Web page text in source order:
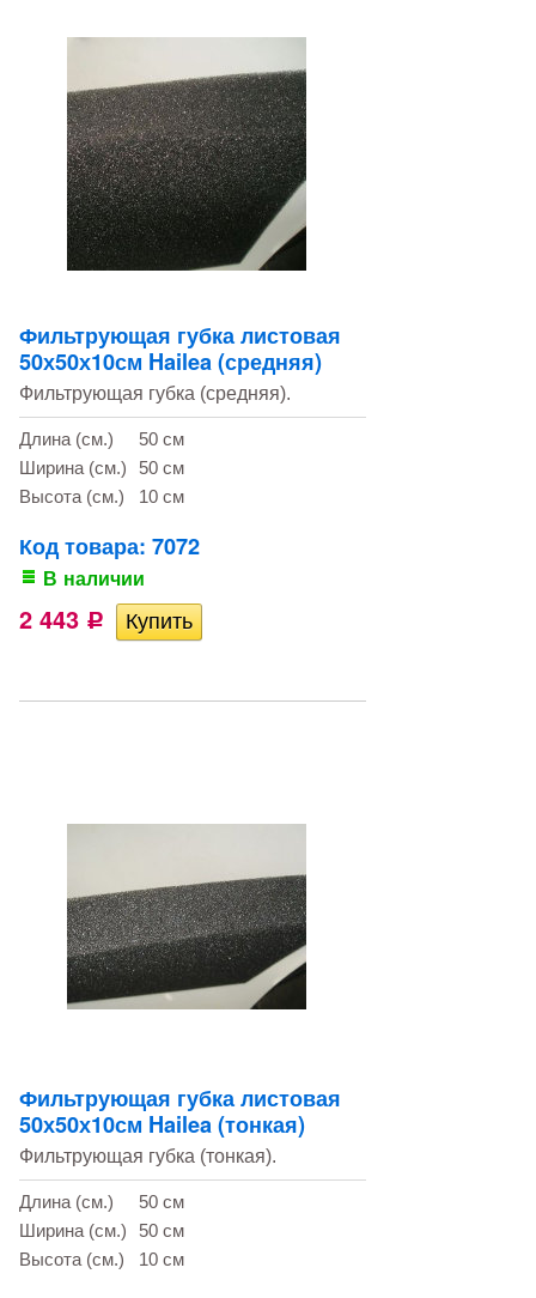
Фильтрующая губка листовая
50х50х10см Hailea (средняя)
Фильтрующая губка (средняя).
Длина (см.)
50 см
Ширина (см.)
50 см
Высота (см.)
10 см
Код товара: 7072
В наличии
2 443 Р
Фильтрующая губка листовая
50х50х10см Hailea (тонкая)
Фильтрующая губка (тонкая).
Длина (см.)
50 см
Ширина (см.)
50 см
Высота (см.)
10 см